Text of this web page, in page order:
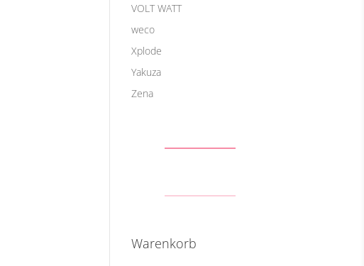
VOLT WATT
weco
Xplode
Yakuza
Zena
Warenkorb